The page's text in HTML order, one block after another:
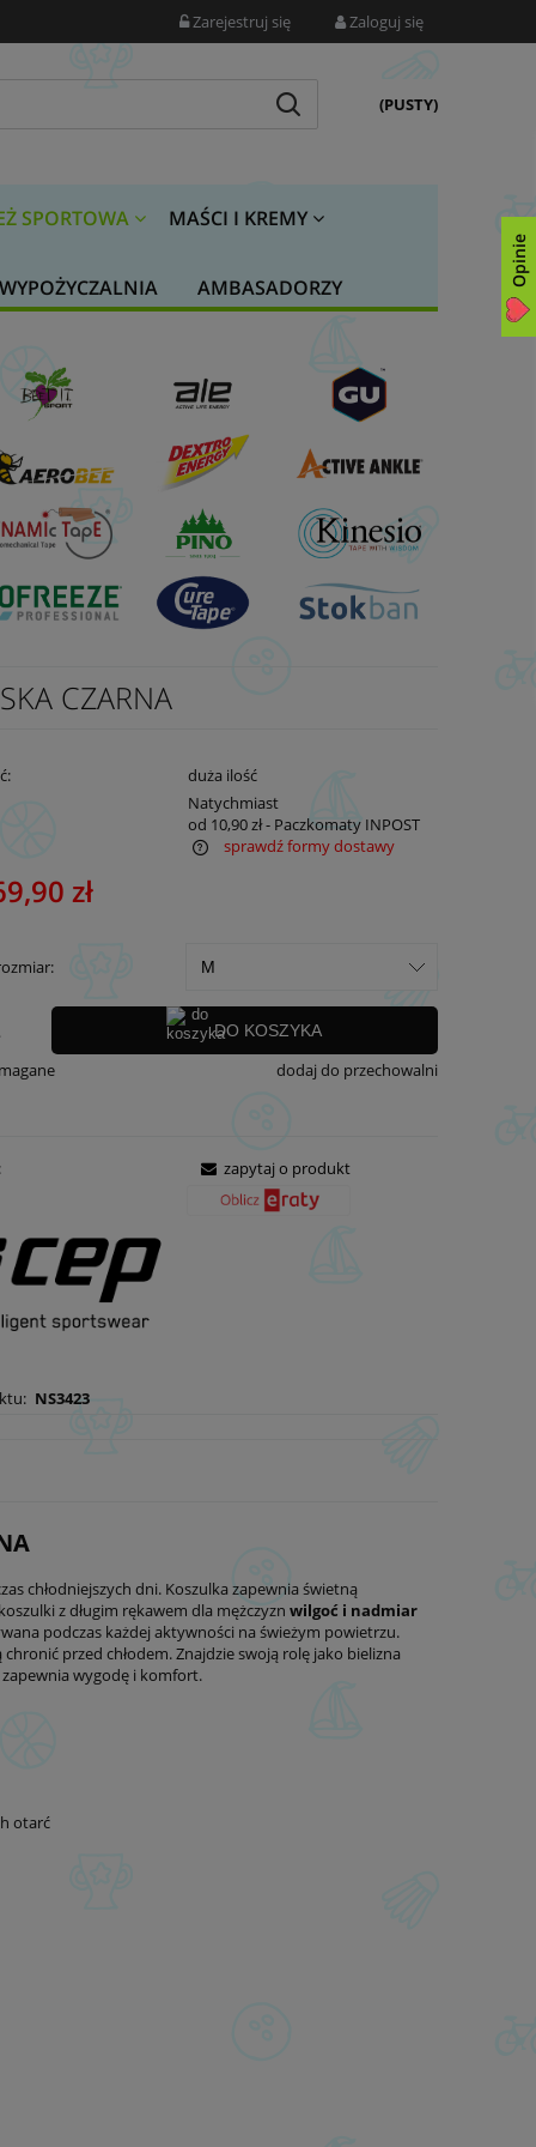
Zarejestruj się Zaloguj się
(PUSTY)
SPORTOWA MAŚCI I KREMY
AMBASADORZY
CZARNA
duża ilość
Natychmiast
od 10,90 zł- Paczkomaty INPOST
ewentualnych kosztów
sprawdź formy dostawy
zł
DO KOSZYKA
dodaj do przechowalni
NS3423
zapytaj o produkt
chłodniejszych dni. Koszulka zapewnia świetną
z długim rękawem dla mężczyzn wilgoć i nadmiar
podczas każdej aktywności na świeżym powietrzu.
przed chłodem. Znajdzie swoją rolę jako bielizna
wygodę i komfort.
otarć
Opinie